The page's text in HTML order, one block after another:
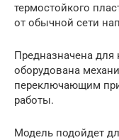
термостойкого
от обычной сети
Предназначена для
оборудована
переключающим
работы.
Модель подойдет